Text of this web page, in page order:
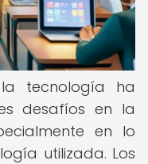
tecnología ha
desafíos en la
en lo
utilizada. Los